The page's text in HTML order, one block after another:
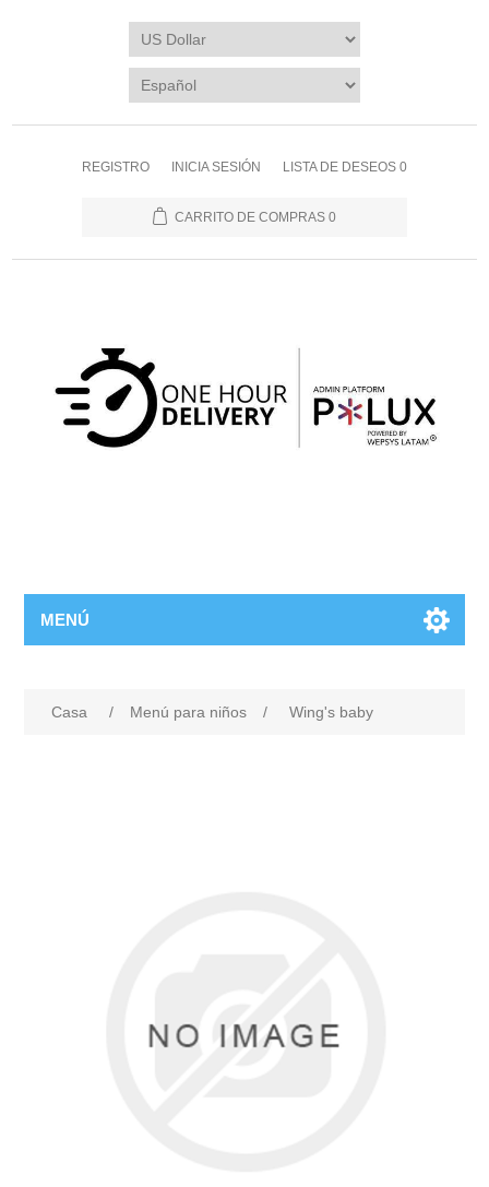
REGISTRO INICIA SESIÓN LISTA DE DESEOS 0
CARRITO DE COMPRAS 0
MENÚ
Casa / Menú para niños / Wing's baby